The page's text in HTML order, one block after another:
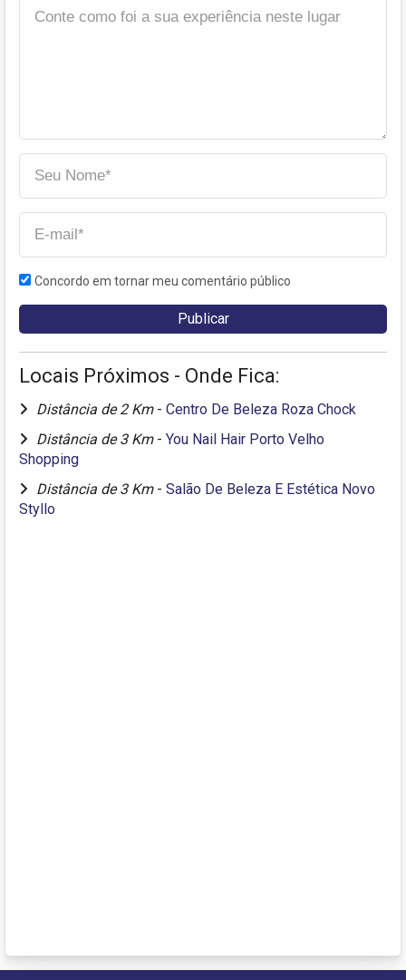
Concordo em tornar meu comentário público
Locais Próximos - Onde Fica:
Distância de 2 Km - Centro De Beleza Roza Chock
Distância de 3 Km - You Nail Hair Porto Velho
Shopping
Distância de 3 Km - Salão De Beleza E Estética Novo
Styllo